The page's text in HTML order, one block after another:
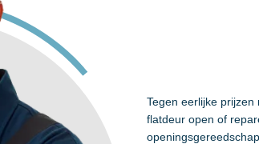
Tegen eerlijke
flatdeur open of